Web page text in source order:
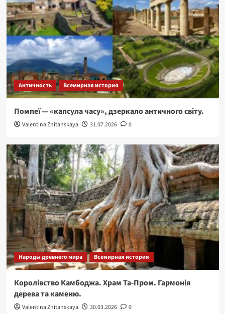
Античность Всемирная история
Помпеї — «капсула часу», дзеркало античного світу.
Valentina Zhitanskaya 31.07.2026 0
Народы древнего мира Всемирная история
Королівство Камбоджа. Храм Та-Пром. Гармонія
дерева та каменю.
Valentina Zhitanskaya 30.03.2026 0